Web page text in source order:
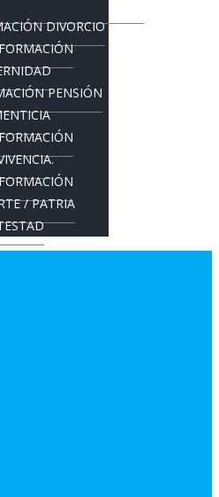
DIVORCIO
PENSIÓN
/ PATRIA